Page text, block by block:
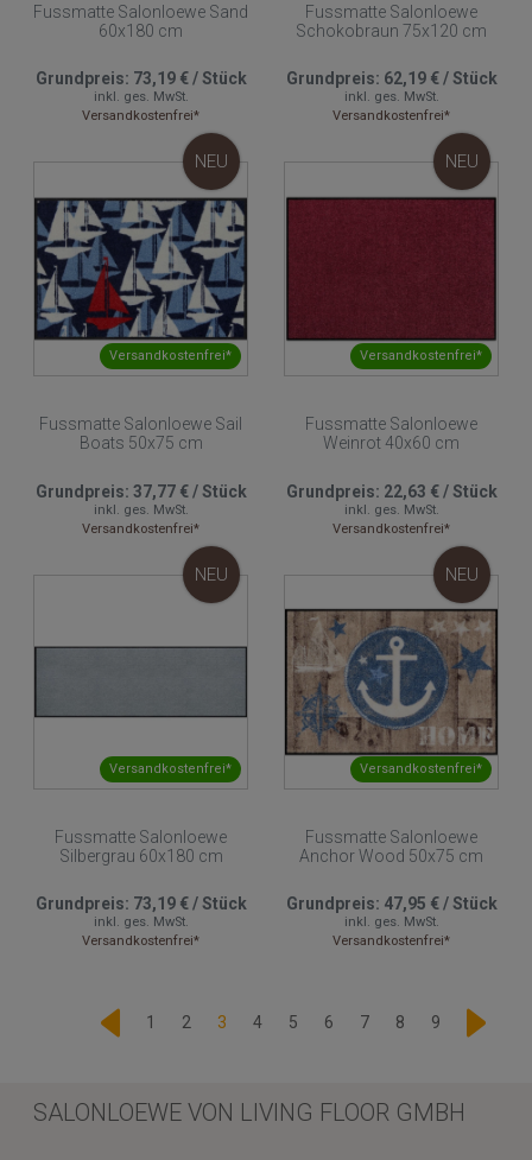
Fussmatte Salonloewe Sand
60x180 cm
Grundpreis: 73,19 €/Stück
inkl. ges. MwSt.
Versandkostenfrei*
Fussmatte Salonloewe
Schokobraun 75x120 cm
Grundpreis: 62,19 €/Stück
inkl. ges. MwSt.
Versandkostenfrei*
Versandkostenfrei*
NEU
Fussmatte Salonloewe Sail
Boats 50x75 cm
Grundpreis: 37,77 €/Stück
inkl. ges. MwSt.
Versandkostenfrei*
Versandkostenfrei*
NEU
Fussmatte Salonloewe
Weinrot 40x60 cm
Grundpreis: 22,63 €/Stück
inkl. ges. MwSt.
Versandkostenfrei*
Versandkostenfrei*
NEU
Fussmatte Salonloewe
Silbergrau 60x180 cm
Grundpreis: 73,19 €/Stück
inkl. ges. MwSt.
Versandkostenfrei*
Versandkostenfrei*
NEU
Fussmatte Salonloewe
Anchor Wood 50x75 cm
Grundpreis: 47,95 €/Stück
inkl. ges. MwSt.
Versandkostenfrei*
1 2 3 4 5 6 7 8 9
SALONLOEWE VON LIVING FLOOR GMBH